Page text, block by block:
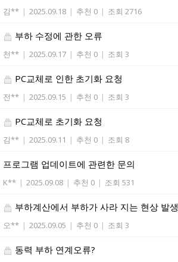
김** | 2025.09.18 | 추천 0 | 조회 2716
부하 수정에 관한 오류
천** | 2025.09.17 | 추천 0 | 조회 3
PC교체로 인한 초기화 요청
전** | 2025.09.15 | 추천 0 | 조회 3
PC교체로 초기화 요청
김** | 2025.09.11 | 추천 0 | 조회 8
프로그램 업데이트에 관련한 문의
K** | 2025.09.08 | 추천 0 | 조회 531
부하계산에서 부하가 사라 지는 현상 발생
오** | 2025.09.05 | 추천 0 | 조회 3
동력 부하 연계오류?